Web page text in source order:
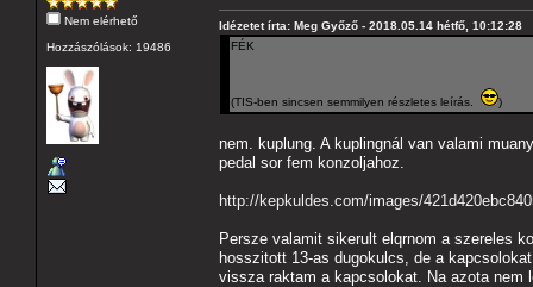
Nem elérhető
Hozzászólások: 19486
Idézetet írta: Meg Győző - 2018.05.14 hétfő, 10:12:28
FÉK
(TIS-ben sincsen semmilyen részletes leírás. )
nem. kuplung. A kuplingnál van valami
pedal sor fem konzoljahoz.
http://kepkuldes.com/images/
Persze valamit sikerult elqrnom a szereles
hosszitott 13-as dugokulcs, de a
vissza raktam a kapcsolokat. Na azota nem